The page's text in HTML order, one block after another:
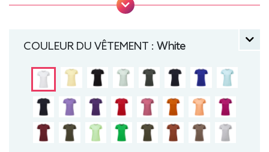
Léger, Femme, Col rond
COULEUR DU VÊTEMENT : White